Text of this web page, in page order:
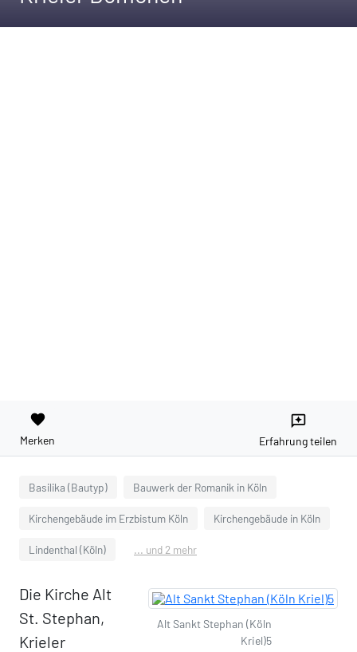
favorite
Merken
reviews
Erfahrung teilen
Basilika (Bautyp) Bauwerk der Romanik in Köln
Kirchengebäude im Erzbistum Köln Kirchengebäude in Köln
Lindenthal (Köln) ... und 2 mehr
Alt Sankt Stephan (Köln
Kriel)5
Die Kirche Alt
St. Stephan,
Krieler